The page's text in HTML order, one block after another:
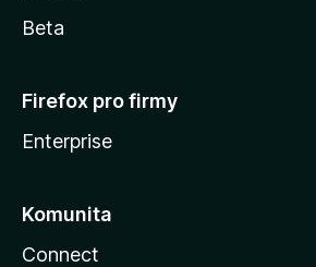
Beta
Firefox pro firmy
Enterprise
Komunita
Connect